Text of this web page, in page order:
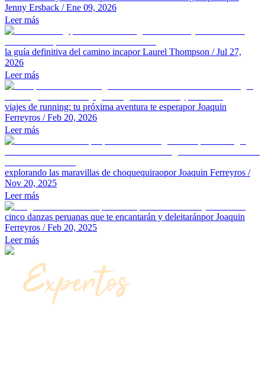
Jenny Ersback / Ene 09, 2026
Leer más
la guía definitiva del camino incapor Laurel Thompson / Jul 27,
2026
Leer más
viajes de running: tu próxima aventura te esperapor Joaquin
Ferreyros / Feb 20, 2026
Leer más
explorando las maravillas de choquequiraopor Joaquin Ferreyros /
Nov 20, 2025
Leer más
cinco danzas peruanas que te encantarán y deleitaránpor Joaquin
Ferreyros / Feb 20, 2025
Leer más